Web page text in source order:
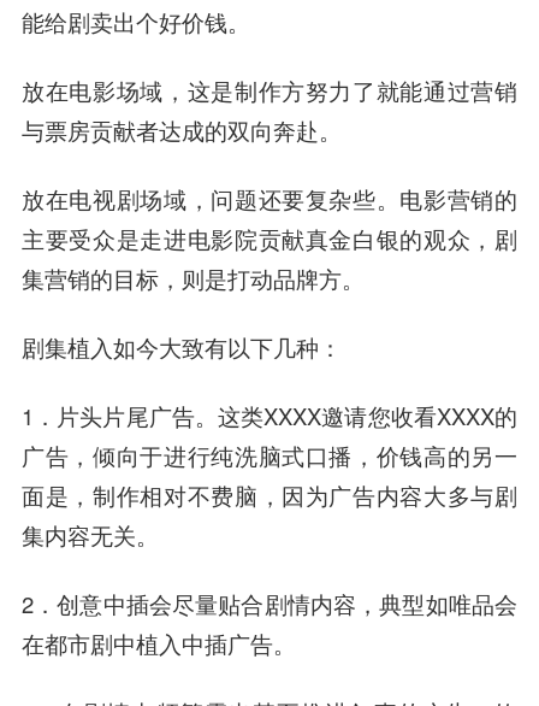
能给剧卖出个好价钱。
放在电影场域，这是制作方努力了就能通过营销
与票房贡献者达成的双向奔赴。
放在电视剧场域，问题还要复杂些。电影营销的
主要受众是走进电影院贡献真金白银的观众，剧
集营销的目标，则是打动品牌方。
剧集植入如今大致有以下几种：
1．片头片尾广告。这类XXXX邀请您收看XXXX的
广告，倾向于进行纯洗脑式口播，价钱高的另一
面是，制作相对不费脑，因为广告内容大多与剧
集内容无关。
2．创意中插会尽量贴合剧情内容，典型如唯品会
在都市剧中植入中插广告。